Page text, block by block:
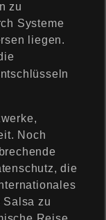
zu
Systeme
liegen.
Noch
die
Salsa zu